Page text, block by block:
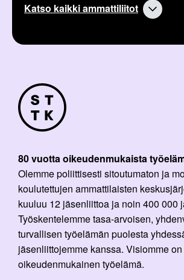
Katso kaikki ammattiliitot
80 vuotta oikeudenmukaista
Olemme poliittisesti sitoutumaton ja
koulutettujen ammattilaisten
kuuluu 12 jäsenliittoa ja noin 400 000
Työskentelemme tasa-arvoisen,
turvallisen työelämän puolesta
jäsenliittojemme kanssa. Visiomme on
oikeudenmukainen työelämä.